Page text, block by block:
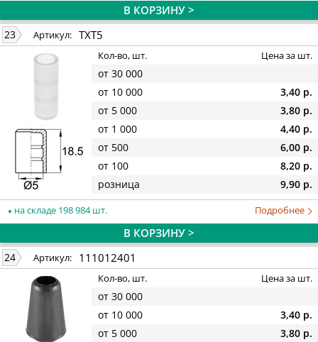
В КОРЗИНУ >
23 Артикул: TXT5
Кол-во, шт. Цена за шт.
от 30 000
от 10 000
3,40 р.
от 5 000
3,80 р.
от 1 000
4,40 р.
от 500
6,00 р.
от 100
8,20 р.
розница
9,90 р.
на складе 198 984 шт. Подробнее
В КОРЗИНУ >
24 Артикул: 111012401
Кол-во, шт. Цена за шт.
от 30 000
от 10 000
3,40 р.
от 5 000
3,80 р.